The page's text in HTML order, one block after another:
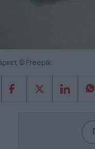
© Freepik